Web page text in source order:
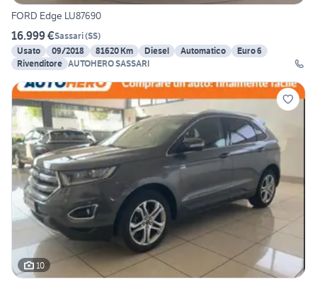
FORD Edge LU87690
16.999 €Sassari(SS)
Usato
09/2018 81620 Km Diesel Automatico
Euro 6
Rivenditore AUTOHERO SASSARI
10